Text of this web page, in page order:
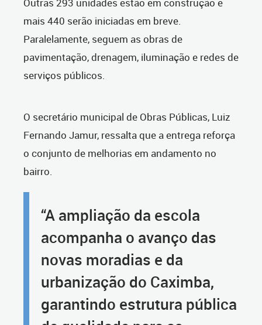
mais 440 serão iniciadas em breve.
Paralelamente, seguem as obras de
pavimentação, drenagem, iluminação e redes de
serviços públicos.
O secretário municipal de Obras Públicas, Luiz
Fernando Jamur, ressalta que a entrega reforça
o conjunto de melhorias em andamento no
bairro.
“A ampliação da escola
acompanha o avanço das
novas moradias e da
urbanização do Caximba,
garantindo estrutura pública